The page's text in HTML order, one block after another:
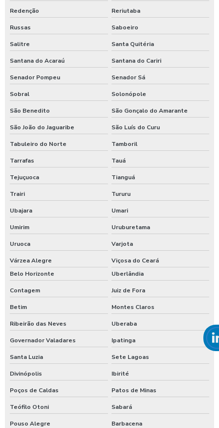
Redenção Reriutaba
Russas Saboeiro
Salitre Santa Quitéria
Santana do Acaraú Santana do Cariri
Senador Pompeu Senador Sá
Sobral Solonópole
São Benedito São Gonçalo do Amarante
São João do Jaguaribe São Luís do Curu
Tabuleiro do Norte Tamboril
Tarrafas Tauá
Tejuçuoca Tianguá
Trairi Tururu
Ubajara Umari
Umirim Uruburetama
Uruoca Varjota
Várzea Alegre
Viçosa do Ceará
Belo Horizonte
Uberlândia
Contagem Juiz de Fora
Betim Montes Claros
Ribeirão das Neves Uberaba
Governador Valadares Ipatinga
Santa Luzia Sete Lagoas
Divinópolis Ibirité
Poços de Caldas Patos de Minas
Teófilo Otoni Sabará
Pouso Alegre Barbacena